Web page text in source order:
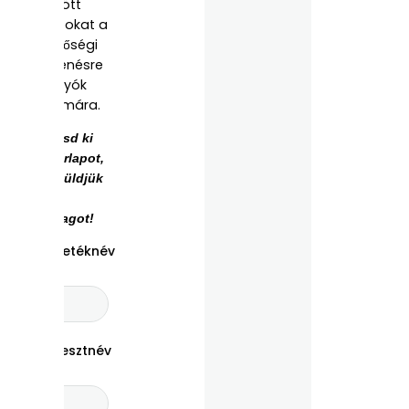
töltött
napokat a
minőségi
pihenésre
vágyók
számára.
Töltsd ki
az űrlapot,
és küldjük
anyagot!
Vezetéknév
Keresztnév